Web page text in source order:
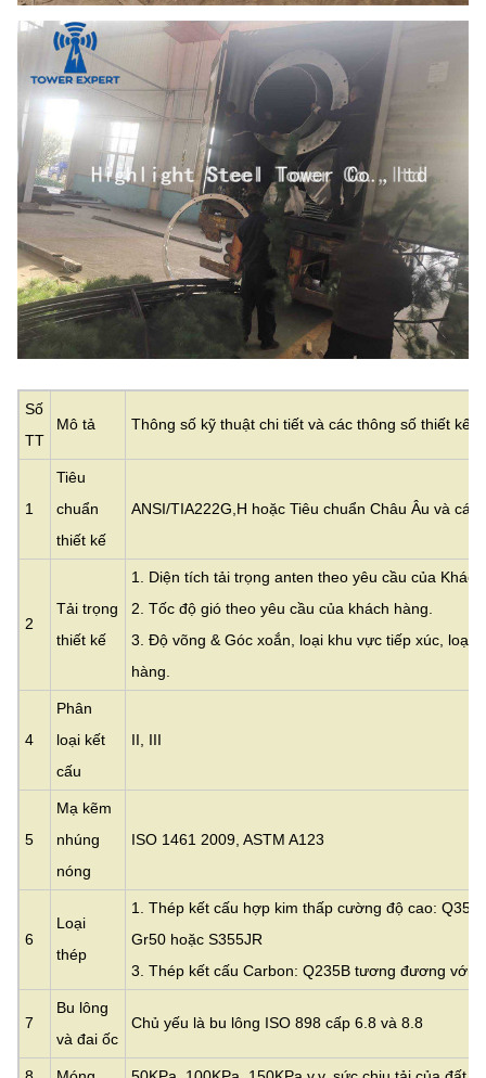
Số
TT
Mô tả Thông số kỹ thuật chi tiết và các thông số thiết kế
1
Tiêu
chuẩn
thiết kế
ANSI/TIA222G,H hoặc Tiêu chuẩn Châu Âu và các
2
Tải trọng
thiết kế
1. Diện tích tải trọng anten theo yêu cầu của
2. Tốc độ gió theo yêu cầu của khách hàng.
3. Độ võng & Góc xoắn, loại khu vực tiếp xúc, loại
hàng.
4
Phân
loại kết
cấu
II, III
5
Mạ kẽm
nhúng
nóng
ISO 1461 2009, ASTM A123
6
Loại
thép
1. Thép kết cấu hợp kim thấp cường độ cao:
Gr50 hoặc S355JR
3. Thép kết cấu Carbon: Q235B tương đương với
7
Bu lông
và đai ốc
Chủ yếu là bu lông ISO 898 cấp 6.8 và 8.8